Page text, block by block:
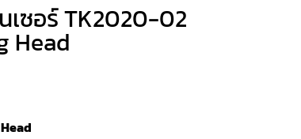
เซอร์ TK2020-02
Head